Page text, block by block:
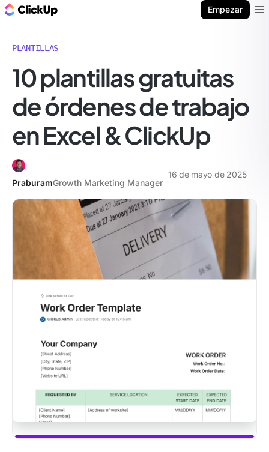
Empezar
PLANTILLAS
10 plantillas gratuitas
de órdenes de trabajo
en Excel & ClickUp
PraburamGrowth Marketing Manager
16 de mayo de 2025